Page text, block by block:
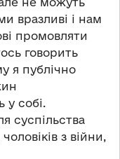
вразливі і нам
промовляти
говорить
я публічно
у собі.
суспільства
з війни,